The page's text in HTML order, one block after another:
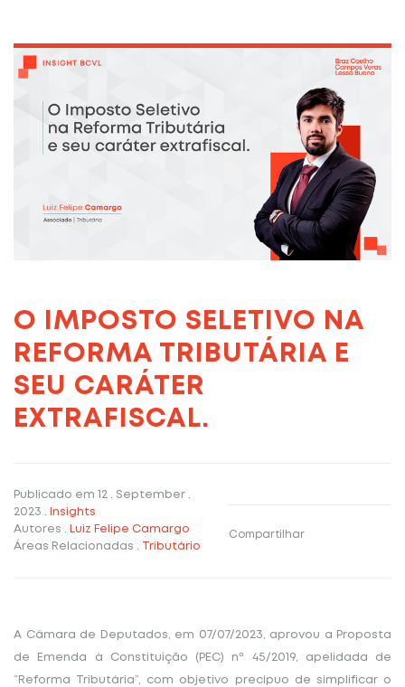
O IMPOSTO SELETIVO NA
REFORMA TRIBUTÁRIA E
SEU CARÁTER
EXTRAFISCAL.
Publicado em
12 . September .
2023
Insights
Autores
Luiz Felipe Camargo
Áreas Relacionadas
Tributário
Compartilhar
A Câmara de Deputados, em 07/07/2023, aprovou a Proposta
de Emenda à Constituição (PEC) nº 45/2019, apelidada de
“Reforma Tributária”, com objetivo precípuo de simplificar o